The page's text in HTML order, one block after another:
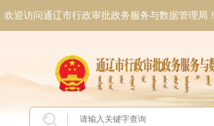
欢迎访问通辽市行政审批政务服务与数据管理局！